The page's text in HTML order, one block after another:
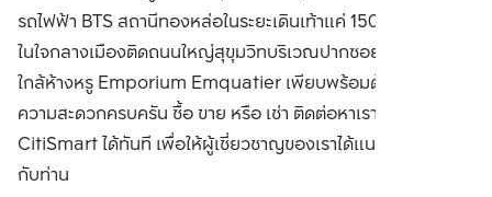
รถไฟฟ้า BTS สถานีทองหล่อในระยะเดินเท้าแค่ 150 เมตร ตั้งอยู่
ในใจกลางเมืองติดถนนใหญ่สุขุมวิทบริเวณปากซอยสุขุมวิท 34
ใกล้ห้างหรู Emporium Emquatier เพียบพร้อมด้วยสิ่งอำนวย
ความสะดวกครบครัน ซื้อ ขาย หรือ เช่า ติดต่อหาเรา Bangkok
CitiSmart ได้ทันที เพื่อให้ผู้เชี่ยวชาญของเราได้แนะนำคอนโดให้
กับท่าน